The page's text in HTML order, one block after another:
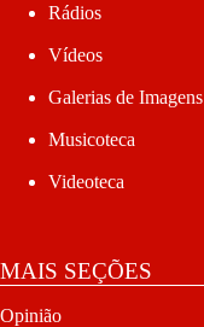
Rádios
Vídeos
Galerias de Imagens
Musicoteca
Videoteca
MAIS SEÇÕES
Opinião